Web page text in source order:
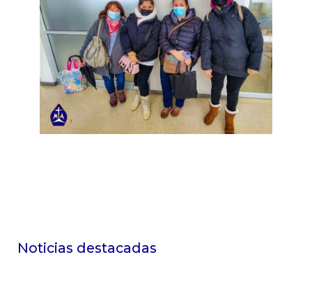
Noticias destacadas